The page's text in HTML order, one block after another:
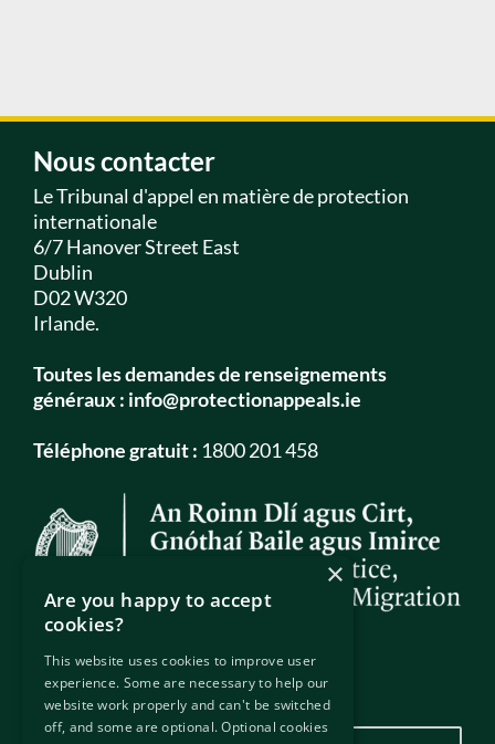
Nous contacter
Le Tribunal d'appel en matière de protection
internationale
6/7 Hanover Street East
Dublin
D02 W320
Irlande.
Toutes les demandes de renseignements
généraux : info@protectionappeals.ie
Téléphone gratuit : 1800 201 458
Notre emplacement
×
Are you happy to accept
cookies?
This website uses cookies to improve user
experience. Some are necessary to help our
website work properly and can't be switched
off, and some are optional. Optional cookies